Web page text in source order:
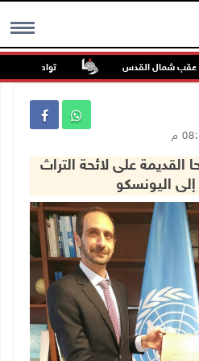
MENU
تواصل
القديمة على لائحة التراث
إلى اليونسكو